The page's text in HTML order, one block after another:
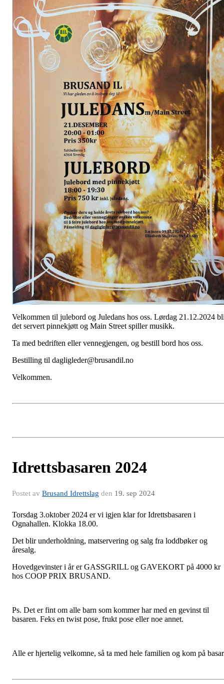
Velkommen til julebord og Juledans hos oss. Lørdag 21.12.2024
det servert pinnekjøtt og Main Street spiller musikk.
Ta med bedriften eller vennegjengen, og bestill bord hos oss.
Bestilling til dagligleder@brusandil.no
Velkommen.
Idrettsbasaren 2024
Postet av Brusand Idrettslag den 19. sep 2024
Torsdag 3.oktober 2024 er vi igjen klar for Idrettsbasaren i
Ognahallen. Klokka 18.00.
Det blir underholdning, matservering og salg fra loddbøker og
åresalg.
Hovedgevinster i år er GASSGRILL og GAVEKORT på 4000 kr
hos COOP PRIX BRUSAND.
Ps. Det er fint om alle barn som kommer har med en gevinst til
basaren. Feks en twist pose, frukt pose eller noe annet.
Alle er hjertelig velkomne, så ta med hele familien og kom på